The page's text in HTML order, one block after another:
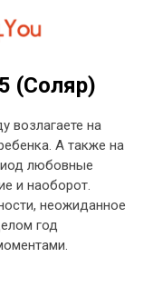
(Соляр)
возлагаете на
А также на
любовные
и наоборот.
неожиданное
год